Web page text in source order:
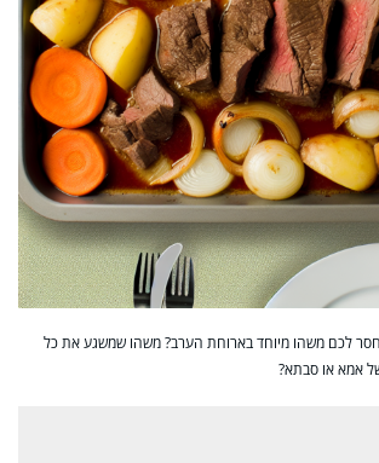
לכם משהו מיוחד בארוחת הערב? משהו שמשגע את כל
אמא או סבתא?